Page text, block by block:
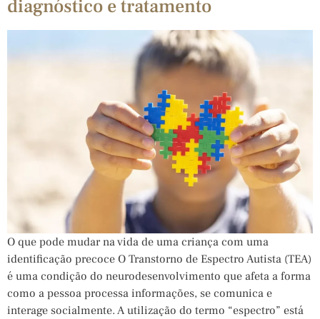
diagnóstico e tratamento
O que pode mudar na vida de uma criança com uma
identificação precoce O Transtorno de Espectro Autista (TEA)
é uma condição do neurodesenvolvimento que afeta a forma
como a pessoa processa informações, se comunica e
interage socialmente. A utilização do termo “espectro” está